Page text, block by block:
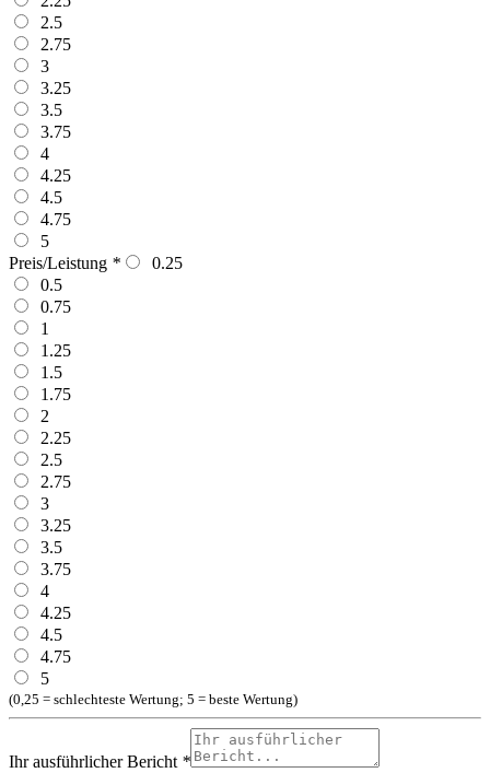
2.5
2.75
3
3.25
3.5
3.75
4
4.25
4.5
4.75
5
Preis/Leistung *
0.25
0.5
0.75
1
1.25
1.5
1.75
2
2.25
2.5
2.75
3
3.25
3.5
3.75
4
4.25
4.5
4.75
5
(0,25 = schlechteste Wertung; 5 = beste Wertung)
Ihr ausführlicher Bericht *